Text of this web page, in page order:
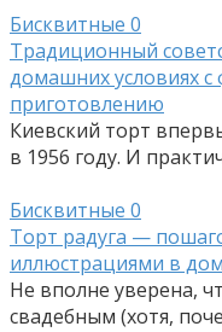
Бисквитные 0
Традиционный
домашних условиях
приготовлению
Киевский торт
в 1956 году. И
Бисквитные 0
Торт радуга —
иллюстрациями в
Не вполне уверена,
свадебным (хотя,